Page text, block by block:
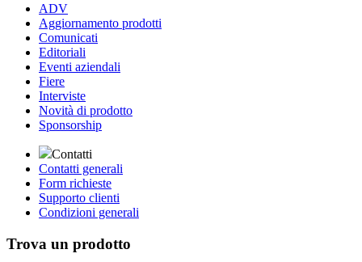
ADV
Aggiornamento prodotti
Comunicati
Editoriali
Eventi aziendali
Fiere
Interviste
Novità di prodotto
Sponsorship
Contatti
Contatti generali
Form richieste
Supporto clienti
Condizioni generali
Trova un prodotto